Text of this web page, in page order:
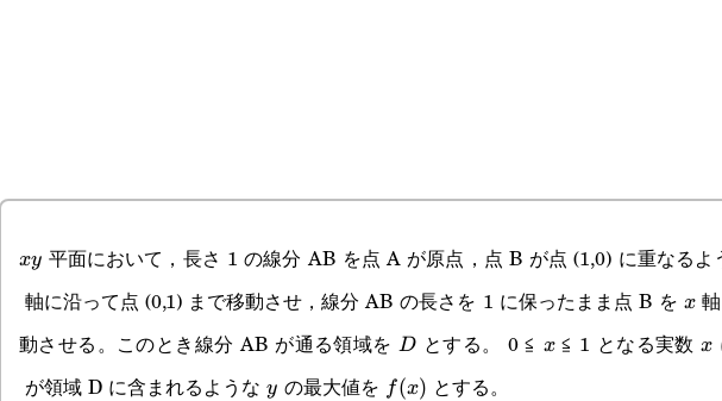
xy
xy 平面において，長さ 1 の線分 AB を点 A が原点，点 B が点 (1,0) に重なる
軸に沿って点 (0,1) まで移動させ，線分 AB の長さを 1 に保ったまま点 B を x
x軸
動させる。このとき線分 AB が通る領域を D
D とする。 0 ≦ x
x≦ 1 となる実数x
x
が領域 D に含まれるような y
y の最大値を f(x)
f(x) とする。